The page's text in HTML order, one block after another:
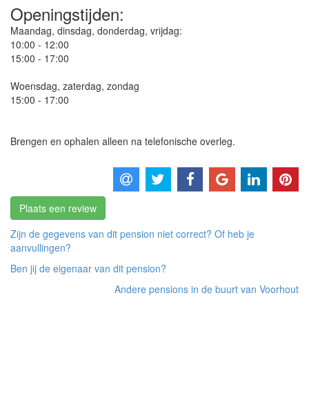
Openingstijden:
Maandag, dinsdag, donderdag, vrijdag:
10:00 - 12:00
15:00 - 17:00
Woensdag, zaterdag, zondag
15:00 - 17:00
Brengen en ophalen alleen na telefonische overleg.
Plaats een review
Zijn de gegevens van dit pension niet correct? Of heb je
aanvullingen?
Ben jij de eigenaar van dit pension?
Andere pensions in de buurt van Voorhout